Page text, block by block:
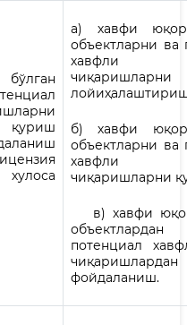
қуриш
хулоса
а) хавфи
объектларни ва
хавфли
чиқаришларни
б) хавфи
объектларни ва
хавфли
чиқаришларни
в) хавфи
потенциал
чиқаришлардан
фойдаланиш.